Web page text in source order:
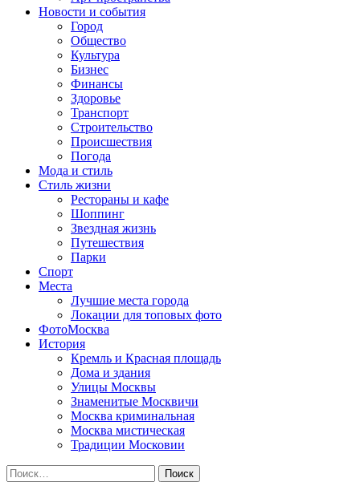
Новости и события
Город
Общество
Культура
Бизнес
Финансы
Здоровье
Транспорт
Строительство
Происшествия
Погода
Мода и стиль
Стиль жизни
Рестораны и кафе
Шоппинг
Звездная жизнь
Путешествия
Парки
Спорт
Места
Лучшие места города
Локации для топовых фото
ФотоМосква
История
Кремль и Красная площадь
Дома и здания
Улицы Москвы
Знаменитые Москвичи
Москва криминальная
Москва мистическая
Традиции Московии
Найти: